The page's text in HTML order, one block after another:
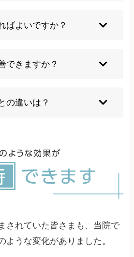
たります。複数の要因が重な
により原因は異なるため専門
ばよいですか？
科を紹介してもらうのが一般
学的アプローチとは異なる整
できますか？
ます。当院は薬に頼らない自
の違いは？
が特徴です。朝起きれない症
すが、詳細な検査で見極める
されていた皆さまも、当院で
ような変化がありました。